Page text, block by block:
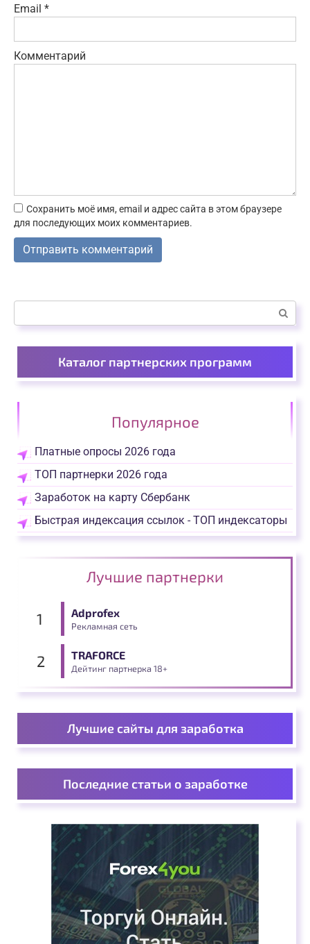
Email *
Комментарий
Сохранить моё имя, email и адрес сайта в этом браузере
для последующих моих комментариев.
Поиск:
Каталог партнерских программ
Популярное
Платные опросы 2026 года
ТОП партнерки 2026 года
Заработок на карту Сбербанк
Быстрая индексация ссылок - ТОП индексаторы
Лучшие партнерки
Adprofex
Рекламная сеть
TRAFORCE
Дейтинг партнерка 18+
Лучшие сайты для заработка
Последние статьи о заработке